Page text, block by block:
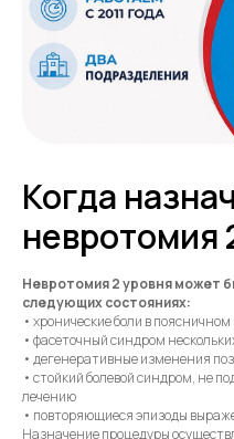
Когда
невротомия
Невротомия 2 уровня может
следующих состояниях:
• хронические боли в
• фасеточный синдром
• дегенеративные изменения
• стойкий болевой синдром, не
лечению
• повторяющиеся эпизоды
Назначение процедуры